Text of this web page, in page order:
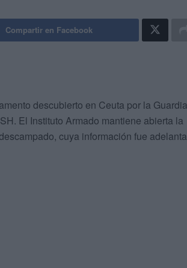
Compartir en Facebook
descubierto en Ceuta por la Guardia
El Instituto Armado mantiene abierta la
cuya información fue